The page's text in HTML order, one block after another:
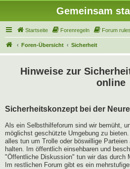
Gemeinsam
Startseite Forenregeln Forum rules
Foren-Übersicht Sicherheit
Hinweise zur
online
Sicherheitskonzept bei der
Als ein Selbsthilfeforum sind wir bemüht,
möglichst geschützte Umgebung zu
alles tun um Trolle oder böswillige
halten. Im öffentlich einsehbaren und
"Öffentliche Diskussion" tun wir das durch
Im restlichen Forum gibt es ein